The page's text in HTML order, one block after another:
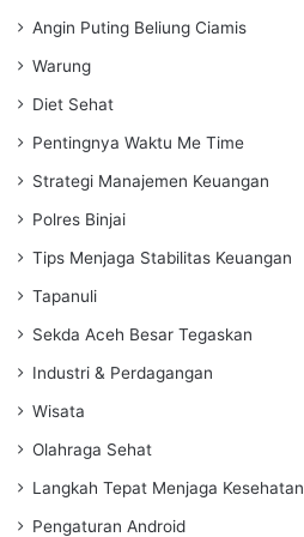
Angin Puting Beliung Ciamis
Warung
Diet Sehat
Pentingnya Waktu Me Time
Strategi Manajemen Keuangan
Polres Binjai
Tips Menjaga Stabilitas Keuangan
Tapanuli
Sekda Aceh Besar Tegaskan
Industri & Perdagangan
Wisata
Olahraga Sehat
Langkah Tepat Menjaga Kesehatan
Pengaturan Android